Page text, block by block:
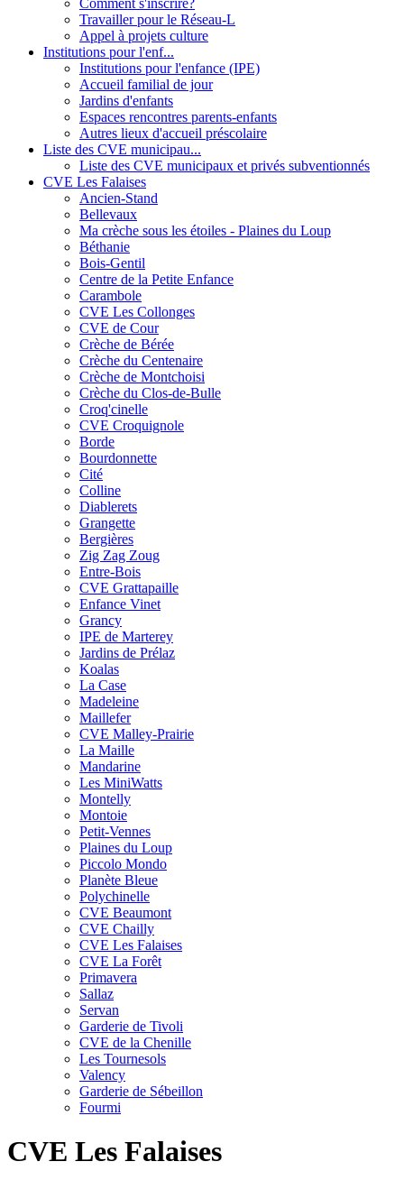
Travailler pour le Réseau-L
Appel à projets culture
Institutions pour l'enf...
Institutions pour l'enfance (IPE)
Accueil familial de jour
Jardins d'enfants
Espaces rencontres parents-enfants
Autres lieux d'accueil préscolaire
Liste des CVE municipau...
Liste des CVE municipaux et privés subventionnés
CVE Les Falaises
Ancien-Stand
Bellevaux
Ma crèche sous les étoiles - Plaines du Loup
Béthanie
Bois-Gentil
Centre de la Petite Enfance
Carambole
CVE Les Collonges
CVE de Cour
Crèche de Bérée
Crèche du Centenaire
Crèche de Montchoisi
Crèche du Clos-de-Bulle
Croq'cinelle
CVE Croquignole
Borde
Bourdonnette
Cité
Colline
Diablerets
Grangette
Bergières
Zig Zag Zoug
Entre-Bois
CVE Grattapaille
Enfance Vinet
Grancy
IPE de Marterey
Jardins de Prélaz
Koalas
La Case
Madeleine
Maillefer
CVE Malley-Prairie
La Maille
Mandarine
Les MiniWatts
Montelly
Montoie
Petit-Vennes
Plaines du Loup
Piccolo Mondo
Planète Bleue
Polychinelle
CVE Beaumont
CVE Chailly
CVE Les Falaises
CVE La Forêt
Primavera
Sallaz
Servan
Garderie de Tivoli
CVE de la Chenille
Les Tournesols
Valency
Garderie de Sébeillon
Fourmi
CVE Les Falaises